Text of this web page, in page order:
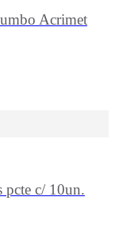
Acrimet
pcte c/ 10un.